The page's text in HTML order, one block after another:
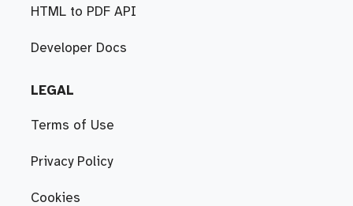
HTML to PDF API
Developer Docs
LEGAL
Terms of Use
Privacy Policy
Cookies